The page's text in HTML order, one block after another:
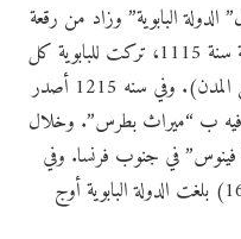
الدولة البابوية” وزاد من رقعة
نفوذها كما وأن الكونتيسة “ماتيلدا” المتوفية سنة 1115، تركت للبابوية كل
ممتلكاتها في شمال إيطاليا (بولونيا وغيرها من المدن). وفي سنه 1215 أصدر
فيه ب “ميراث بطرس”. وخلال
فينوس” في جنوب فرنسا. وفي
حبرية البابا أوربانوس الثامن (1623־1644) بلغت الدولة البابوية أوج